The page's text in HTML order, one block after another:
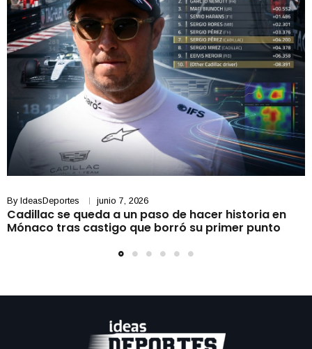
By IdeasDeportes junio 7, 2026
Cadillac se queda a un paso de hacer historia en
Mónaco tras castigo que borró su primer punto